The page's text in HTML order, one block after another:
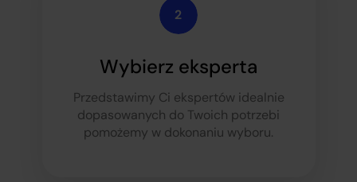
Wybierz eksperta
Przedstawimy Ci ekspertów idealnie
dopasowanych do Twoich potrzebi
pomożemy w dokonaniu wyboru.